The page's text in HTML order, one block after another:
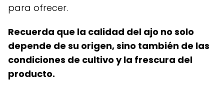
para ofrecer.
Recuerda que la calidad del ajo no solo
depende de su origen, sino también de las
condiciones de cultivo y la frescura del
producto.